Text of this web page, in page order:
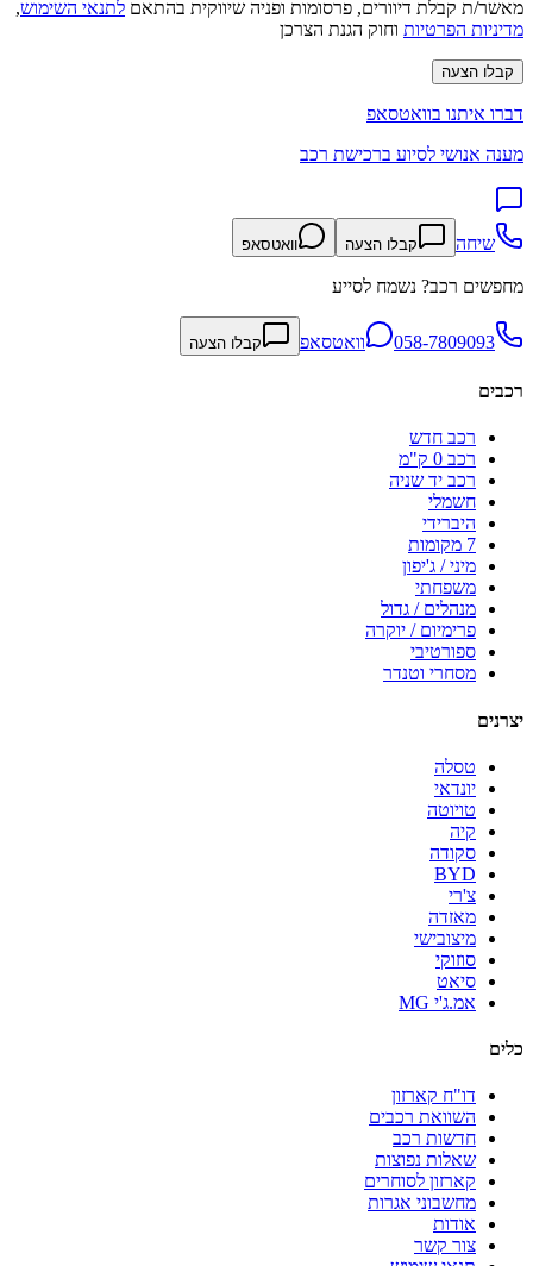
מאשר/ת קבלת דיוורים, פרסומות ופניה שיווקית בהתאם לתנאי השימוש,
מדיניות הפרטיות וחוק הגנת הצרכן
קבלו הצעה
דברו איתנו בוואטסאפ
מענה אנושי לסיוע ברכישת רכב
שיחה קבלו הצעה וואטסאפ
מחפשים רכב? נשמח לסייע
058-7809093 וואטסאפ קבלו הצעה
רכבים
רכב חדש
רכב 0 ק"מ
רכב יד שניה
חשמלי
היברידי
7 מקומות
מיני / ג'יפון
משפחתי
מנהלים / גדול
פרימיום / יוקרה
ספורטיבי
מסחרי וטנדר
יצרנים
טסלה
יונדאי
טויוטה
קיה
סקודה
BYD
צ'רי
מאזדה
מיצובישי
סוזוקי
סיאט
אמ.ג'י MG
כלים
דו"ח קארזון
השוואת רכבים
חדשות רכב
שאלות נפוצות
קארזון לסוחרים
מחשבוני אגרות
אודות
צור קשר